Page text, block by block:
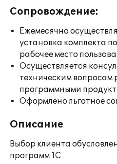
Сопровождение:
Ежемесячно
установка комплекта
рабочее место
Осуществляется
техническим вопросам
программными
Оформлено льготное
Описание
Выбор клиента
программ 1С